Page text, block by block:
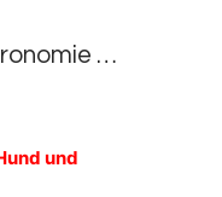
…
und